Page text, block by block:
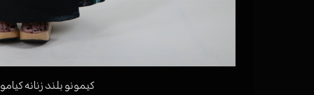
کیمونو بلند زنانه